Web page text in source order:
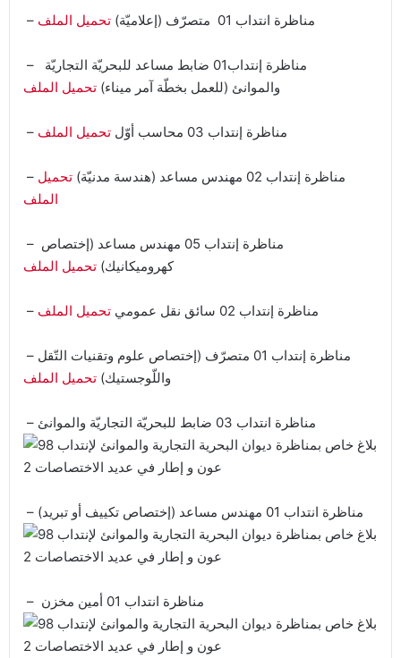
– مناظرة انتداب 01 متصرّف (إعلاميّة) تحميل الملف
– مناظرة إنتداب01 ضابط مساعد للبحريّة التجاريّة
والموانئ (للعمل بخطّة آمر ميناء) تحميل الملف
– مناظرة إنتداب 03 محاسب أوّل تحميل الملف
– مناظرة إنتداب 02 مهندس مساعد (هندسة مدنيّة)
تحميل
الملف
– مناظرة إنتداب 05 مهندس مساعد (إختصاص
كهروميكانيك) تحميل الملف
– مناظرة إنتداب 02 سائق نقل عمومي تحميل الملف
– مناظرة إنتداب 01 متصرّف (إختصاص علوم وتقنيات التّقل
واللّوجستيك) تحميل الملف
– مناظرة انتداب 01 أمين مخزن